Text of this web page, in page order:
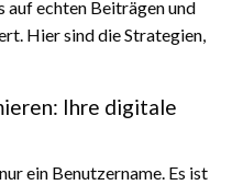
auf echten Beiträgen und
Hier sind die Strategien,
Ihre digitale
ein Benutzername. Es ist